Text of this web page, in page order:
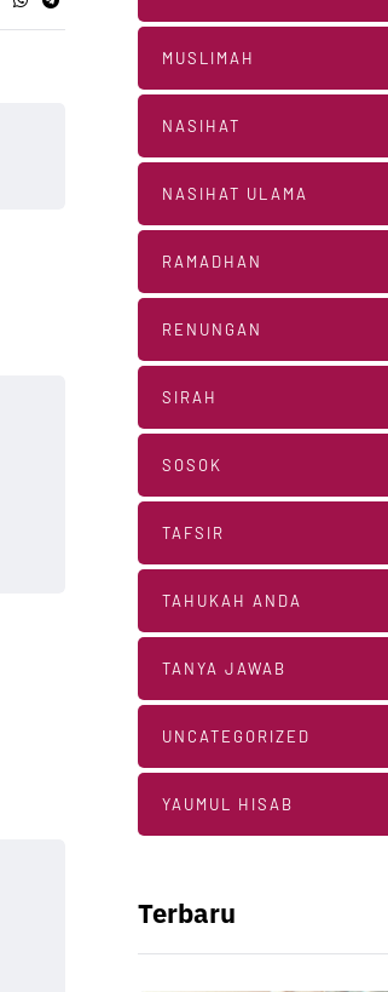
MUSLIMAH
NASIHAT
NASIHAT ULAMA
RAMADHAN
RENUNGAN
SIRAH
SOSOK
TAFSIR
TAHUKAH ANDA
TANYA JAWAB
UNCATEGORIZED
YAUMUL HISAB
Terbaru